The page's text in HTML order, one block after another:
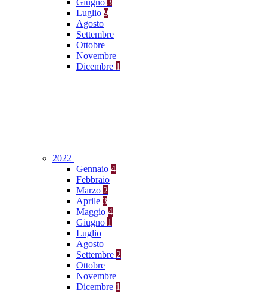
Giugno 3
Luglio 9
Agosto
Settembre
Ottobre
Novembre
Dicembre 1
2022
Gennaio 4
Febbraio
Marzo 2
Aprile 3
Maggio 4
Giugno 1
Luglio
Agosto
Settembre 2
Ottobre
Novembre
Dicembre 1